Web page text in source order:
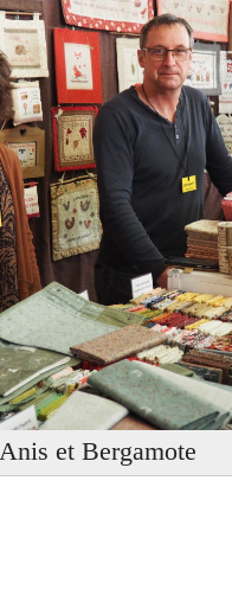
Anis et Bergamote